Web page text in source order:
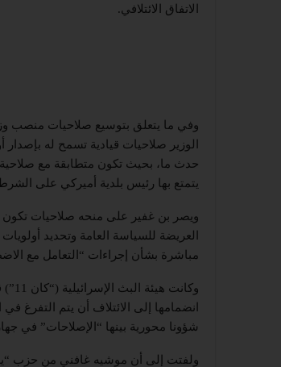
الاتفاق الائتلافي.
وفي ما يتعلق بتوسيع صلاحيات منصب
الوزير صلاحيات قيادية تسمح له
حدث ما، بحيث تكون متطابقة مع
يتمتع بها رئيس بلدية أميركي على
ويصر بن غفير على منحه صلاحيات تكون
العريضة للسياسة العامة وتحديد
مباشرة بشأن إجراءات “التعامل مع
انضمامها إلى الائتلاف أن يتم التفرغ
شؤونا محورية بينها “الإصلاحات” في
ولفتت إلى أن موشيه غافني من حزب